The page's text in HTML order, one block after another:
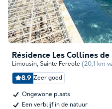
Résidence Les Collines
Limousin, Sainte Fereole (20,1 km
8.9 Zeer goed
Ongewone plaats
Een verblijf in de natuur